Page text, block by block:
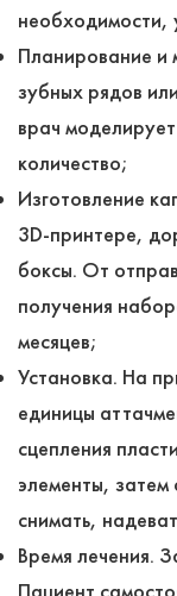
необходимости,
Планирование и
зубных рядов
врач
количество;
Изготовление
3D-принтере,
боксы. От
получения
месяцев;
Установка. На
единицы
сцепления
элементы, затем
снимать,
Время лечения.